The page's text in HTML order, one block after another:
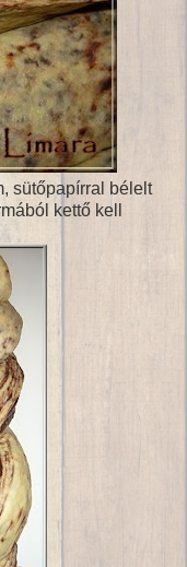
sütőpapírral bélelt
kettő kell